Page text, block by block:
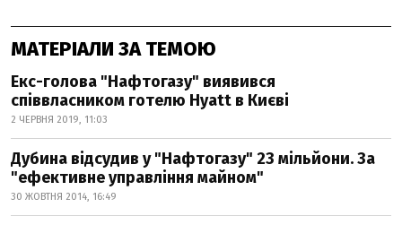
МАТЕРІАЛИ ЗА ТЕМОЮ
Екс-голова "Нафтогазу" виявився
співвласником готелю Hyatt в Києві
2 ЧЕРВНЯ 2019, 11:03
Дубина відсудив у "Нафтогазу" 23 мільйони. За
"ефективне управління майном"
30 ЖОВТНЯ 2014, 16:49